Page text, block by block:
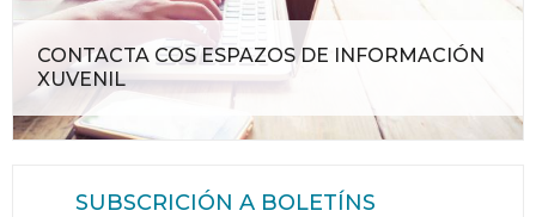
CONTACTA COS ESPAZOS DE INFORMACIÓN
XUVENIL
SUBSCRICIÓN A BOLETÍNS